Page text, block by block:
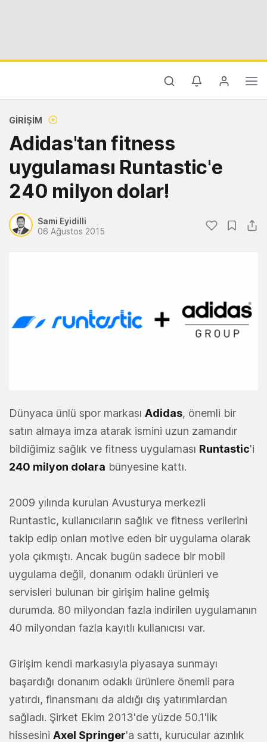
GIRIŞIM
Adidas'tan fitness
uygulaması Runtastic'e
240 milyon dolar!
Sami Eyidilli
06 Ağustos 2015
Dünyaca ünlü spor markası Adidas, önemli bir
satın almaya imza atarak ismini uzun zamandır
bildiğimiz sağlık ve fitness uygulaması Runtastic'i
240 milyon dolara bünyesine kattı.
2009 yılında kurulan Avusturya merkezli
Runtastic, kullanıcıların sağlık ve fitness verilerini
takip edip onları motive eden bir uygulama olarak
yola çıkmıştı. Ancak bugün sadece bir mobil
uygulama değil, donanım odaklı ürünleri ve
servisleri bulunan bir girişim haline gelmiş
durumda. 80 milyondan fazla indirilen uygulamanın
40 milyondan fazla kayıtlı kullanıcısı var.
Girişim kendi markasıyla piyasaya sunmayı
başardığı donanım odaklı ürünlere önemli para
yatırdı, finansmanı da aldığı dış yatırımlardan
sağladı. Şirket Ekim 2013'de yüzde 50.1'lik
hissesini Axel Springer'a sattı, kurucular azınlık